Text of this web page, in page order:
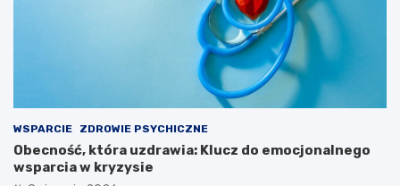
WSPARCIE ZDROWIE PSYCHICZNE
Obecność, która uzdrawia: Klucz do emocjonalnego
wsparcia w kryzysie